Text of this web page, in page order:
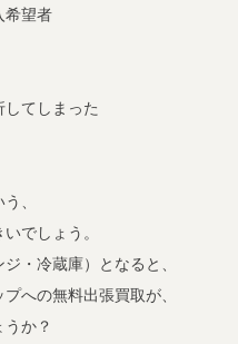
希望者
てしまった
、
でしょう。
・冷蔵庫）となると、
への無料出張買取が、
か？